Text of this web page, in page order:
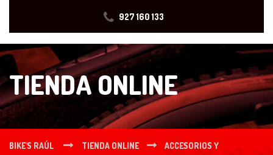
927 160 133
TIENDA ONLINE
BIKE'S RAÚL TIENDA ONLINE
ACCESORIOS Y